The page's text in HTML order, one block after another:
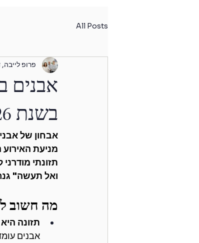
All Posts
אבנים
בשנת 2026
פרופ לייבה,
אבחון של
מניעת
תזונתי
ואל תעשה"
מה חשוב
תזונה
אבנים